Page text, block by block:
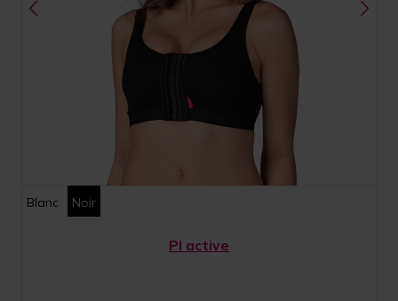
Blanc Noir
PI active